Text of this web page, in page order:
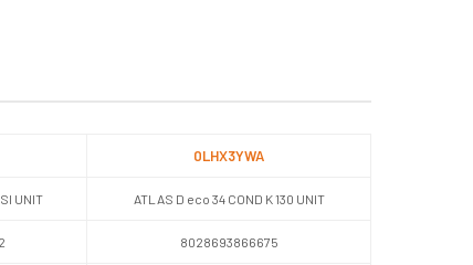
0LHX3YWA
UNIT ATLAS D eco 34 COND K 130 UNIT
8028693866675